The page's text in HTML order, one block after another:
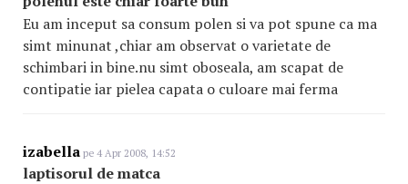
Eu am inceput sa consum polen si va pot spune ca ma
simt minunat ,chiar am observat o varietate de
schimbari in bine.nu simt oboseala, am scapat de
contipatie iar pielea capata o culoare mai ferma
izabella pe 4 Apr 2008, 14:52
laptisorul de matca